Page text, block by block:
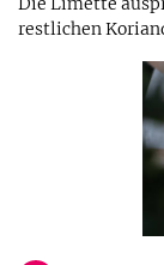
restlichen